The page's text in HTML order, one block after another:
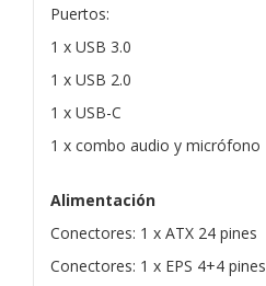
Puertos:
1 x USB 3.0
1 x USB 2.0
1 x USB-C
1 x combo audio y micrófono
Alimentación
Conectores: 1 x ATX 24 pines
Conectores: 1 x EPS 4+4 pines